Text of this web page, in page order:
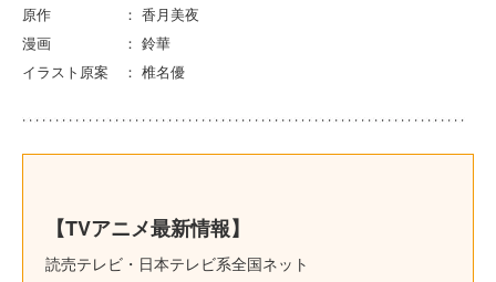
原作 ： 香月美夜
漫画 ： 鈴華
イラスト原案 ： 椎名優
【TVアニメ最新情報】
読売テレビ・日本テレビ系全国ネット